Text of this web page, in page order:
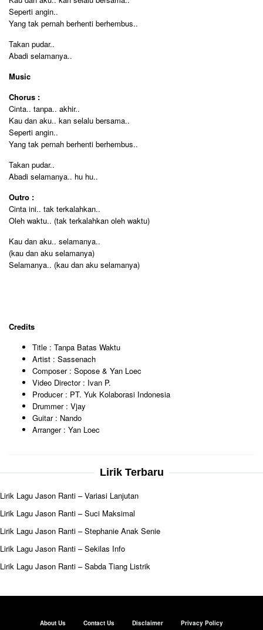
Seperti angin..
Yang tak pernah berhenti berhembus..
Takan pudar..
Abadi selamanya..
Music
Chorus :
Cinta.. tanpa.. akhir..
Kau dan aku.. kan selalu bersama..
Seperti angin..
Yang tak pernah berhenti berhembus..
Takan pudar..
Abadi selamanya.. hu hu..
Outro :
Cinta ini.. tak terkalahkan..
Oleh waktu.. (tak terkalahkan oleh waktu)
Kau dan aku.. selamanya..
(kau dan aku selamanya)
Selamanya.. (kau dan aku selamanya)
Credits
Title : Tanpa Batas Waktu
Artist : Sassenach
Composer : Sopose & Yan Loec
Video Director : Ivan P.
Producer : PT. Yuk Kolaborasi Indonesia
Drummer : Vjay
Guitar : Nando
Arranger : Yan Loec
Lirik Terbaru
Lirik Lagu Jason Ranti – Variasi Lanjutan
Lirik Lagu Jason Ranti – Suci Maksimal
Lirik Lagu Jason Ranti – Stephanie Anak Senie
Lirik Lagu Jason Ranti – Sekilas Info
Lirik Lagu Jason Ranti – Sabda Tiang Listrik
About Us Contact Us Disclaimer Privacy Policy